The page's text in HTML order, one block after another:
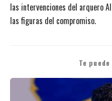
las intervenciones del arquero
las figuras del compromiso.
Te